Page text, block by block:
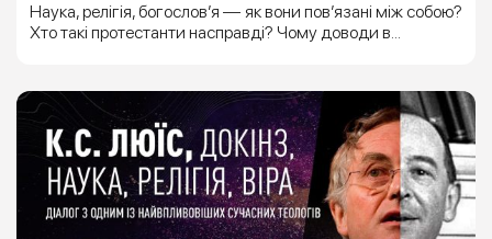
Наука, релігія, богослов’я — як вони пов’язані між собою?
Хто такі протестанти насправді? Чому доводи в...